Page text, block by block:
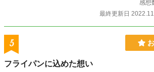
感想
最終更新日
5
フライパンに込めた想い